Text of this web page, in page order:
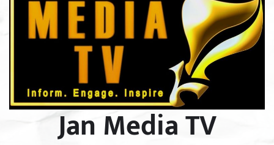
Jan Media TV